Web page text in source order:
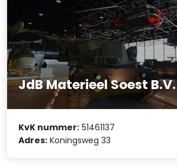
JdB Materieel Soest B.V.
KvK nummer: 51461137
Adres: Koningsweg 33